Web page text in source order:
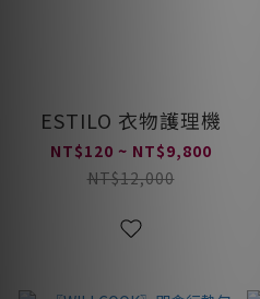
ESTILO 衣物護理機
NT$120 ~ NT$9,800
NT$12,000